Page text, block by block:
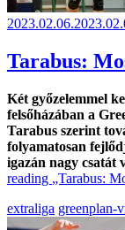
2023.02.06.
Tarabus:
Két győzelemmel
felsőházában a
Tarabus szerint
folyamatosan
igazán nagy csatát
reading „Tarabus:
extraliga greenplan-